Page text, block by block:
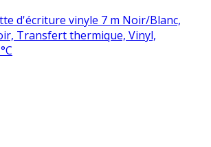
d'écriture vinyle 7 m Noir/Blanc,
Transfert thermique, Vinyl,